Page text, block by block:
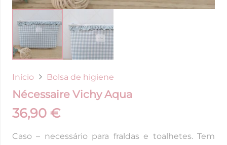
Início Bolsa de higiene
Nécessaire Vichy Aqua
36,90 €
Caso – necessário para fraldas e toalhetes. Tem